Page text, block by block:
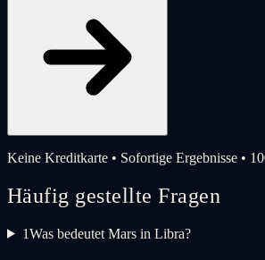
Keine Kreditkarte • Sofortige Ergebnisse •
Häufig gestellte Fragen
1Was bedeutet Mars in Libra?